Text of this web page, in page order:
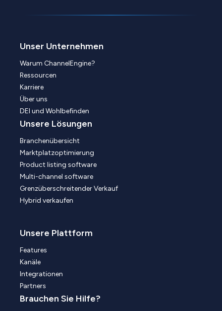
Unser Unternehmen
Warum ChannelEngine?
Ressourcen
Karriere
Über uns
DEI und Wohlbefinden
Unsere Lösungen
Branchenübersicht
Marktplatzoptimierung
Product listing software
Multi-channel software
Grenzüberschreitender Verkauf
Hybrid verkaufen
Unsere Plattform
Features
Kanäle
Integrationen
Partners
Brauchen Sie Hilfe?